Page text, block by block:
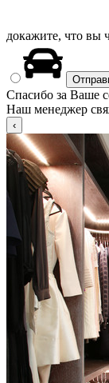
докажите, что вы
Спасибо за Ваше
Наш менеджер